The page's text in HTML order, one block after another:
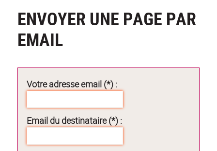
ENVOYER UNE PAGE PAR
EMAIL
Votre adresse email (*) :
Email du destinataire (*) :